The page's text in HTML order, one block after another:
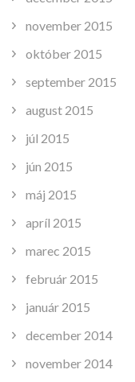
november 2015
október 2015
september 2015
august 2015
júl 2015
jún 2015
máj 2015
apríl 2015
marec 2015
február 2015
január 2015
december 2014
november 2014